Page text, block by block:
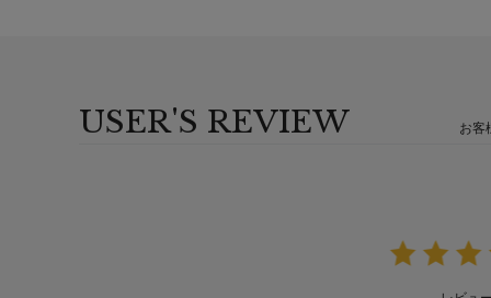
USER'S REVIEW お客